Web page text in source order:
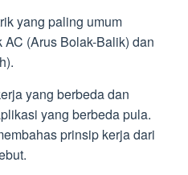
yang paling umum
(Arus Bolak-Balik) dan
yang berbeda dan
yang berbeda pula.
prinsip kerja dari